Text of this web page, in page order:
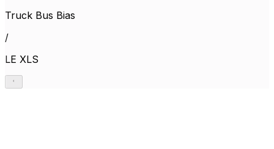
Truck Bus Bias
/
LE XLS